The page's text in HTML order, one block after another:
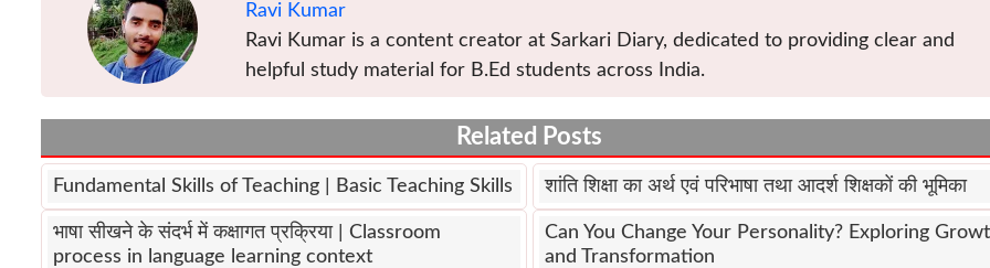
Ravi Kumar
Ravi Kumar is a content creator at Sarkari Diary, dedicated to providing clear and
helpful study material for B.Ed students across India.
Related Posts
Fundamental Skills of Teaching | Basic Teaching Skills शांति शिक्षा का अर्थ एवं परिभाषा तथा आदर्श शिक्षकों की भूमिका
भाषा सीखने के संदर्भ में कक्षागत प्रक्रिया | Classroom
process in language learning context
Can You Change Your Personality? Exploring
and Transformation